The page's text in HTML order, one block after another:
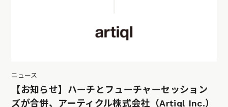
ニュース
【お知らせ】ハーチとフューチャーセッション
ズが合併、アーティクル株式会社（Artiql Inc.）